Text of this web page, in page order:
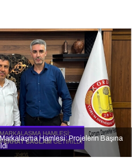
Hamlesi: Projelerin Başına